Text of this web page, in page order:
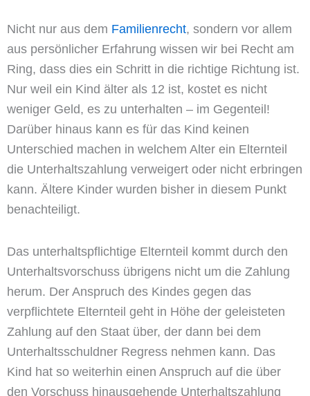
Nicht nur aus dem Familienrecht, sondern vor allem
aus persönlicher Erfahrung wissen wir bei Recht am
Ring, dass dies ein Schritt in die richtige Richtung ist.
Nur weil ein Kind älter als 12 ist, kostet es nicht
weniger Geld, es zu unterhalten – im Gegenteil!
Darüber hinaus kann es für das Kind keinen
Unterschied machen in welchem Alter ein Elternteil
die Unterhaltszahlung verweigert oder nicht erbringen
kann. Ältere Kinder wurden bisher in diesem Punkt
benachteiligt.
Das unterhaltspflichtige Elternteil kommt durch den
Unterhaltsvorschuss übrigens nicht um die Zahlung
herum. Der Anspruch des Kindes gegen das
verpflichtete Elternteil geht in Höhe der geleisteten
Zahlung auf den Staat über, der dann bei dem
Unterhaltsschuldner Regress nehmen kann. Das
Kind hat so weiterhin einen Anspruch auf die über
den Vorschuss hinausgehende Unterhaltszahlung